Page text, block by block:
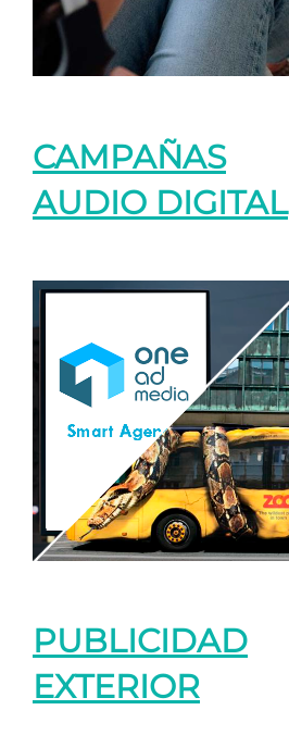
CAMPAÑAS
AUDIO DIGITAL
PUBLICIDAD
EXTERIOR